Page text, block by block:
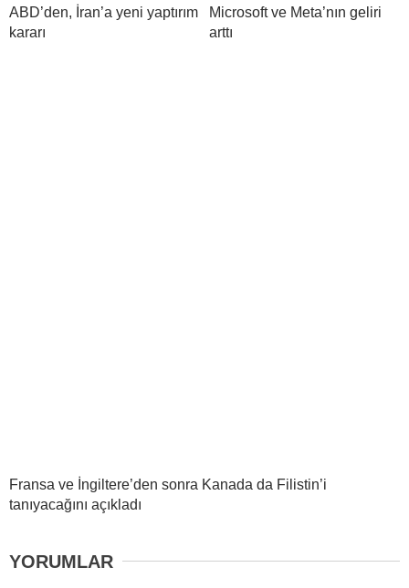
ABD’den, İran’a yeni yaptırım
kararı
Microsoft ve Meta’nın geliri
arttı
Fransa ve İngiltere’den sonra Kanada da Filistin’i
tanıyacağını açıkladı
YORUMLAR